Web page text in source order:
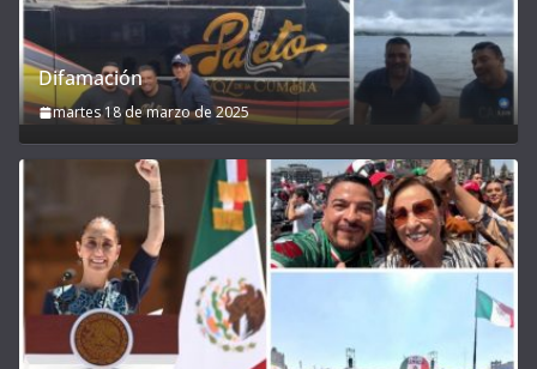
Difamación
martes 18 de marzo de 2025